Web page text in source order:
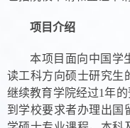
项目介绍
本项目面向中国学
读工科方向硕士研究生
继续教育学院经过1年的
到学校要求者办理出国